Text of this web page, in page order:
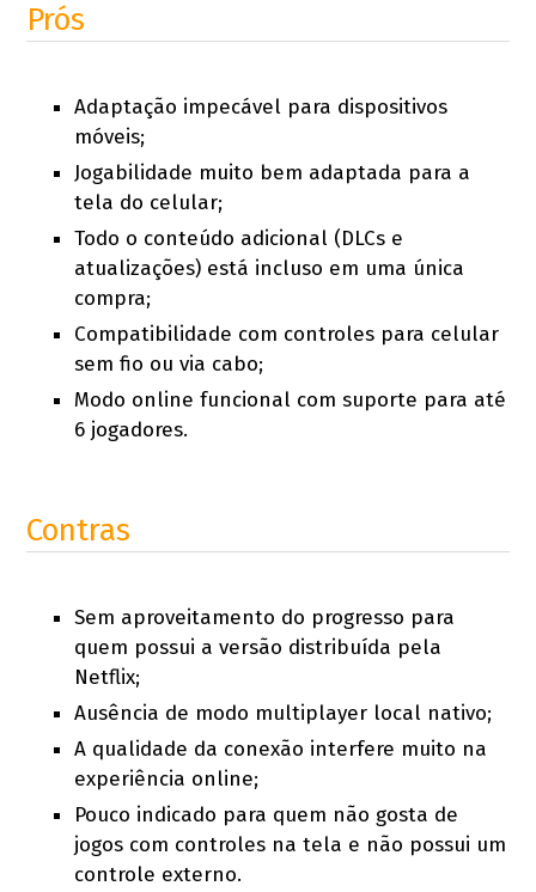
Prós
Adaptação impecável para dispositivos
móveis;
Jogabilidade muito bem adaptada para a
tela do celular;
Todo o conteúdo adicional (DLCs e
atualizações) está incluso em uma única
compra;
Compatibilidade com controles para celular
sem fio ou via cabo;
Modo online funcional com suporte para até
6 jogadores.
Contras
Sem aproveitamento do progresso para
quem possui a versão distribuída pela
Netflix;
Ausência de modo multiplayer local nativo;
A qualidade da conexão interfere muito na
experiência online;
Pouco indicado para quem não gosta de
jogos com controles na tela e não possui um
controle externo.